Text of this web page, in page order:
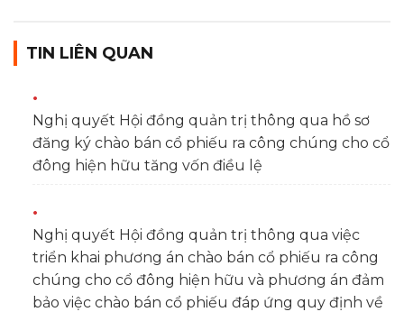
TIN LIÊN QUAN
Nghị quyết Hội đồng quản trị thông qua hồ sơ
đăng ký chào bán cổ phiếu ra công chúng cho cổ
đông hiện hữu tăng vốn điều lệ
Nghị quyết Hội đồng quản trị thông qua việc
triển khai phương án chào bán cổ phiếu ra công
chúng cho cổ đông hiện hữu và phương án đảm
bảo việc chào bán cổ phiếu đáp ứng quy định về